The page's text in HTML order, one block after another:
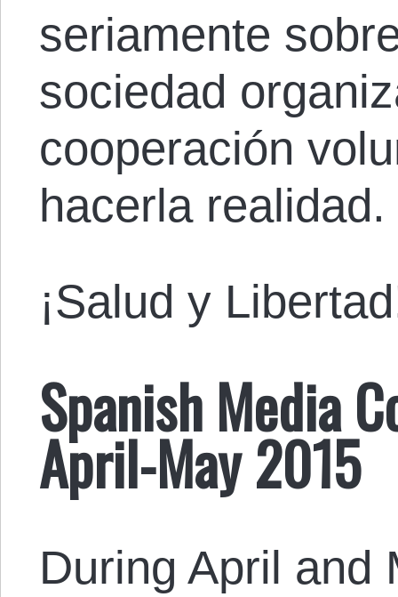
seriamente
sociedad
cooperación
hacerla realidad.
¡Salud y
Spanish Media
April-May 2015
During April and